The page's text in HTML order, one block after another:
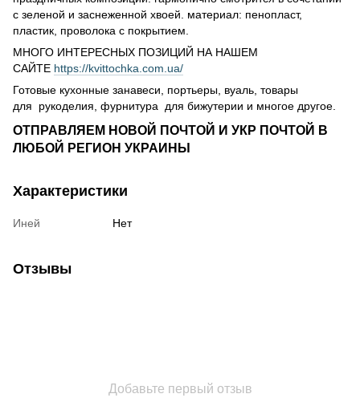
с зеленой и заснеженной хвоей. материал: пенопласт,
пластик, проволока с покрытием.
МНОГО ИНТЕРЕСНЫХ ПОЗИЦИЙ НА НАШЕМ
САЙТЕ https://kvittochka.com.ua/
Готовые кухонные занавеси, портьеры, вуаль, товары
для рукоделия, фурнитура для бижутерии и многое другое.
ОТПРАВЛЯЕМ НОВОЙ ПОЧТОЙ И УКР ПОЧТОЙ В
ЛЮБОЙ РЕГИОН УКРАИНЫ
Характеристики
Иней Нет
Отзывы
Добавьте первый отзыв